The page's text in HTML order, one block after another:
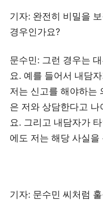
기자: 완전히 비밀을
경우인가요?
문수민: 그런 경우는
요. 예를 들어서 내담
저는 신고를 해야하는
은 저와 상담한다고
요. 그리고 내담자가
에도 저는 해당 사실을
기자: 문수민 씨처럼